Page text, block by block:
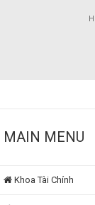
MAIN MENU
Khoa Tài Chính